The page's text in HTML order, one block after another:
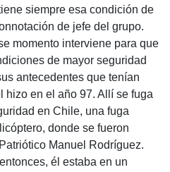
siempre esa condición de
de jefe del grupo.
momento interviene para que
de mayor seguridad
antecedentes que tenían
hizo en el año 97. Allí se fuga
en Chile, una fuga
donde se fueron
Manuel Rodríguez.
él estaba en un